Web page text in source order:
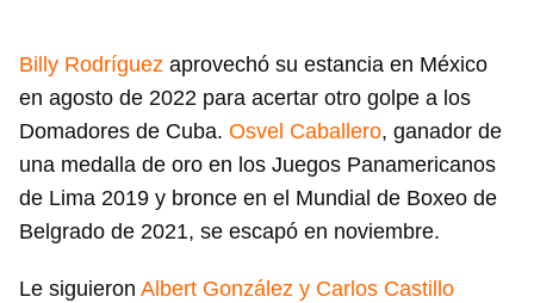
Billy Rodríguez aprovechó su estancia en México
en agosto de 2022 para acertar otro golpe a los
Domadores de Cuba. Osvel Caballero, ganador de
una medalla de oro en los Juegos Panamericanos
de Lima 2019 y bronce en el Mundial de Boxeo de
Belgrado de 2021, se escapó en noviembre.
Le siguieron Albert González y Carlos Castillo